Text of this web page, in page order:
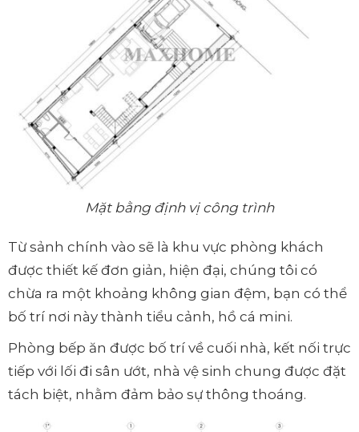
Mặt bằng định vị công trình
Từ sảnh chính vào sẽ là khu vực phòng khách
được thiết kế đơn giản, hiện đại, chúng tôi có
chừa ra một khoảng không gian đệm, bạn có thể
bố trí nơi này thành tiểu cảnh, hồ cá mini.
Phòng bếp ăn được bố trí về cuối nhà, kết nối trực
tiếp với lối đi sân ướt, nhà vệ sinh chung được đặt
tách biệt, nhằm đảm bảo sự thông thoáng.